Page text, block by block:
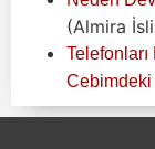
(Almira
Cebimdeki